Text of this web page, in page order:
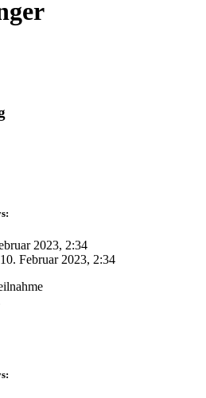
2023, 2:34
10. Februar 2023, 2:34